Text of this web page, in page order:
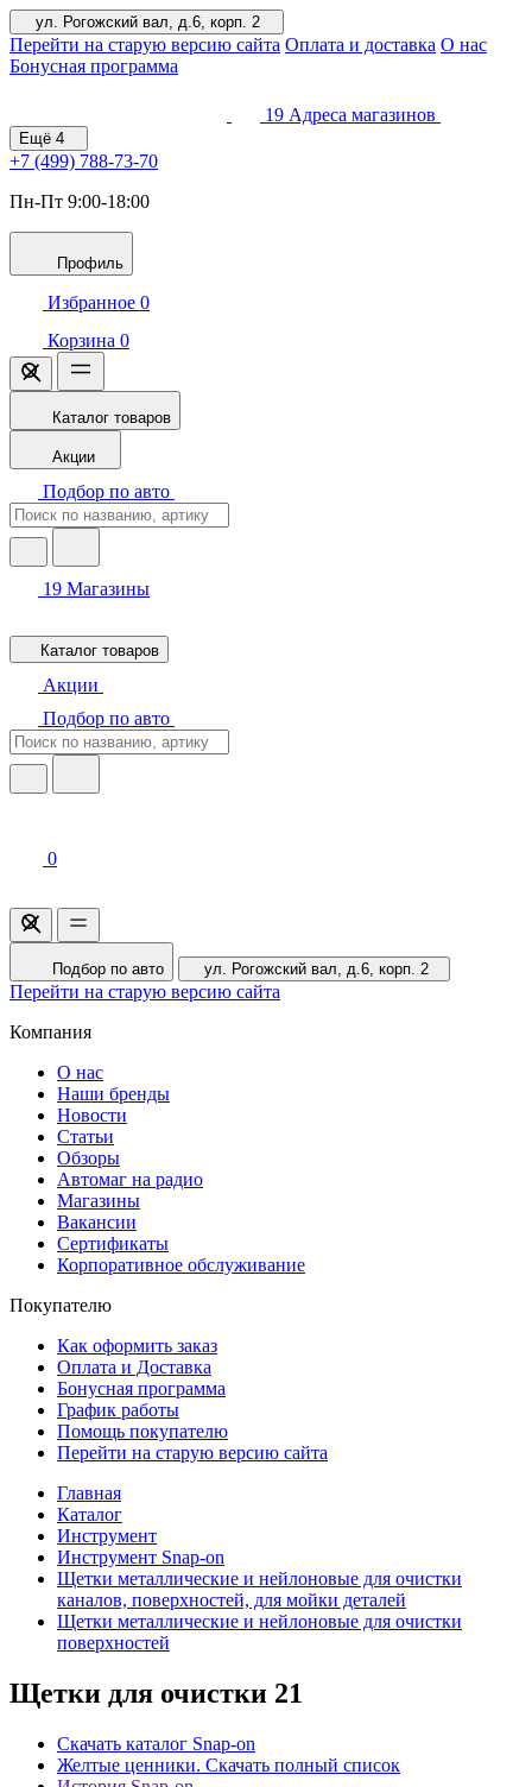
ул. Рогожский вал, д.6, корп. 2
Перейти на старую версию сайта Оплата и доставка О нас
Бонусная программа
19 Адреса магазинов
Ещё 4
+7 (499) 788-73-70
Пн-Пт 9:00-18:00
Профиль
Избранное 0
Корзина 0
Каталог товаров
Акции
Подбор по авто
19 Магазины
Каталог товаров
Акции
Подбор по авто
0
Подбор по авто ул. Рогожский вал, д.6, корп. 2
Перейти на старую версию сайта
Компания
О нас
Наши бренды
Новости
Статьи
Обзоры
Автомаг на радио
Магазины
Вакансии
Сертификаты
Корпоративное обслуживание
Покупателю
Как оформить заказ
Оплата и Доставка
Бонусная программа
График работы
Помощь покупателю
Перейти на старую версию сайта
Главная
Каталог
Инструмент
Инструмент Snap-on
Щетки металлические и нейлоновые для очистки
каналов, поверхностей, для мойки деталей
Щетки металлические и нейлоновые для очистки
поверхностей
Щетки для очистки 21
Скачать каталог Snap-on
Желтые ценники. Скачать полный список